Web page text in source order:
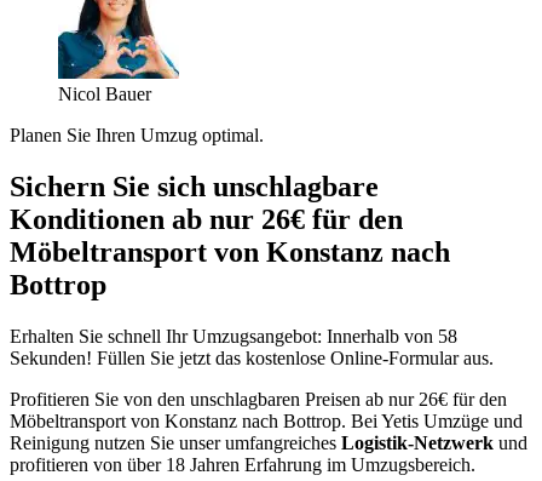
Nicol Bauer
Planen Sie Ihren Umzug optimal.
Sichern Sie sich unschlagbare
Konditionen ab nur 26€ für den
Möbeltransport von Konstanz nach
Bottrop
Erhalten Sie schnell Ihr Umzugsangebot: Innerhalb von 58
Sekunden! Füllen Sie jetzt das kostenlose Online-Formular aus.
Profitieren Sie von den unschlagbaren Preisen ab nur 26€ für den
Möbeltransport von Konstanz nach Bottrop. Bei Yetis Umzüge und
Reinigung nutzen Sie unser umfangreiches Logistik-Netzwerk und
profitieren von über 18 Jahren Erfahrung im Umzugsbereich.